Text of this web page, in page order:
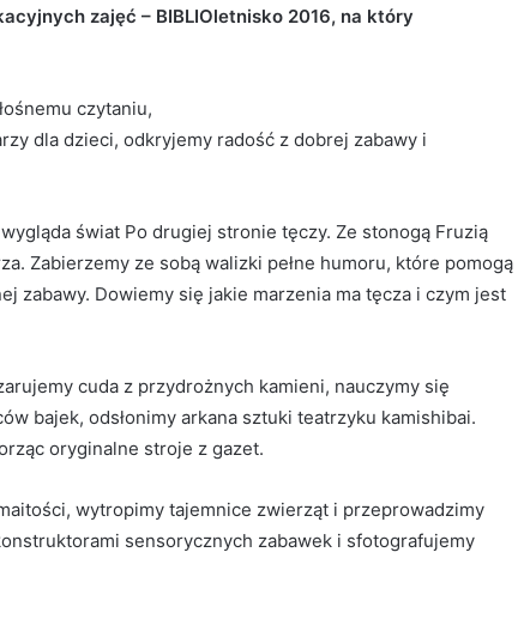
zajęć – BIBLIOletnisko 2016, na który
czytaniu,
dla dzieci, odkryjemy radość z dobrej zabawy i
świat Po drugiej stronie tęczy. Ze stonogą Fruzią
Zabierzemy ze sobą walizki pełne humoru, które pomogą
zabawy. Dowiemy się jakie marzenia ma tęcza i czym jest
cuda z przydrożnych kamieni, nauczymy się
bajek, odsłonimy arkana sztuki teatrzyku kamishibai.
oryginalne stroje z gazet.
wytropimy tajemnice zwierząt i przeprowadzimy
sensorycznych zabawek i sfotografujemy